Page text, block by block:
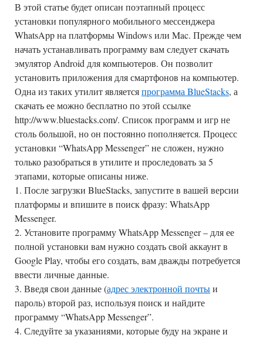
В этой статье будет описан поэтапный процесс
установки популярного мобильного мессенджера
WhatsApp на платформы Windows или Mac. Прежде чем
начать устанавливать программу вам следует скачать
эмулятор Android для компьютеров. Он позволит
установить приложения для смартфонов на компьютер.
Одна из таких утилит являетсяпрограмма BlueStacks, а
скачать ее можно бесплатно по этой ссылке
http://www.bluestacks.com/. Список программ и игр не
столь большой, но он постоянно пополняется. Процесс
установки “WhatsApp Messenger” не сложен, нужно
только разобраться в утилите и проследовать за 5
этапами, которые описаны ниже.
1. После загрузки BlueStacks, запустите в вашей версии
платформы и впишите в поиск фразу: WhatsApp
Messenger.
2. Установите программу WhatsApp Messenger – для ее
полной установки вам нужно создать свой аккаунт в
Google Play, чтобы его создать, вам дважды потребуется
ввести личные данные.
3. Введя свои данные (адрес электронной почтыи
пароль) второй раз, используя поиск и найдите
программу “WhatsApp Messenger”.
4. Следуйте за указаниями, которые буду на экране и